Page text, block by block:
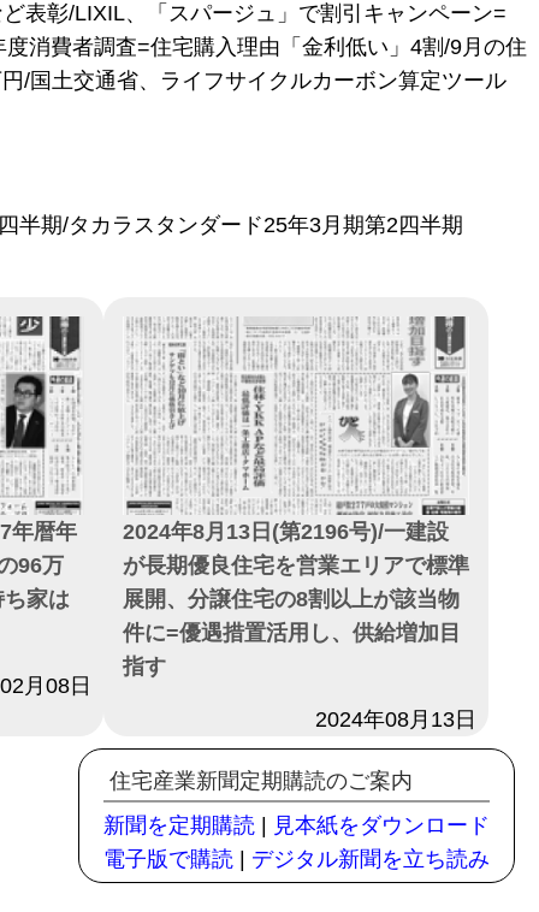
表彰/LIXIL、「スパージュ」で割引キャンペーン=
消費者調査=住宅購入理由「金利低い」4割/9月の住
/国土交通省、ライフサイクルカーボン算定ツール
半期/タカラスタンダード25年3月期第2四半期
年暦年
96万
家は
月08日
2024年8月13日(第2196号)/一建設
が長期優良住宅を営業エリアで標準
展開、分譲住宅の8割以上が該当物
件に=優遇措置活用し、供給増加目
指す
2024年08月13日
住宅産業新聞定期購読のご案内
新聞を定期購読 | 見本紙をダウンロード
電子版で購読 | デジタル新聞を立ち読み